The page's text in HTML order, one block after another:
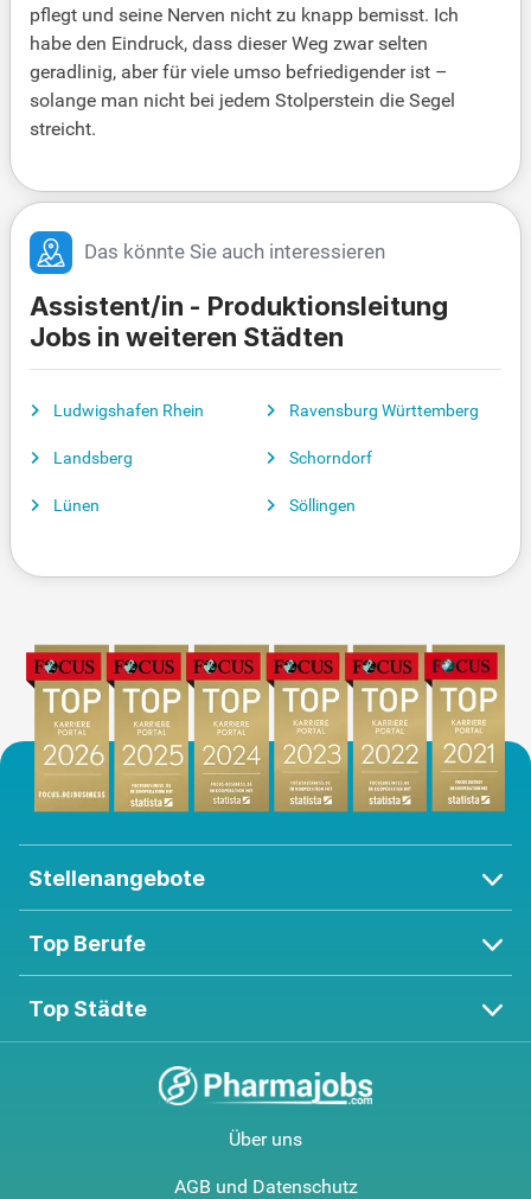
pflegt und seine Nerven nicht zu knapp bemisst. Ich
habe den Eindruck, dass dieser Weg zwar selten
geradlinig, aber für viele umso befriedigender ist –
solange man nicht bei jedem Stolperstein die Segel
streicht.
Das könnte Sie auch interessieren
Assistent/in - Produktionsleitung
Jobs in weiteren Städten
Ludwigshafen Rhein
Landsberg
Lünen
Ravensburg Württemberg
Schorndorf
Söllingen
Stellenangebote
Top Berufe
Top Städte
Über uns
AGB und Datenschutz